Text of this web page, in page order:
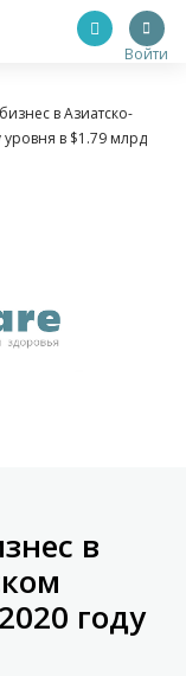
Войти
в Азиатско-
уровня в $1.79 млрд
в
году